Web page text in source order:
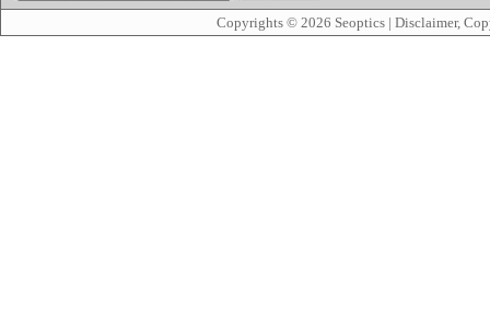
Copyrights © 2026 Seoptics | Disclaimer,